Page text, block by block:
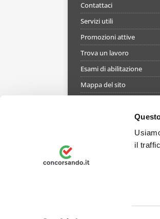
il
Contattaci
Servizi utili
Promozioni attive
Trova un lavoro
Esami di abilitazione
Mappa del sito
Termini e condizioni di
Informativa privacy
Preferenze Privacy
© 2026 Concorsando.it è